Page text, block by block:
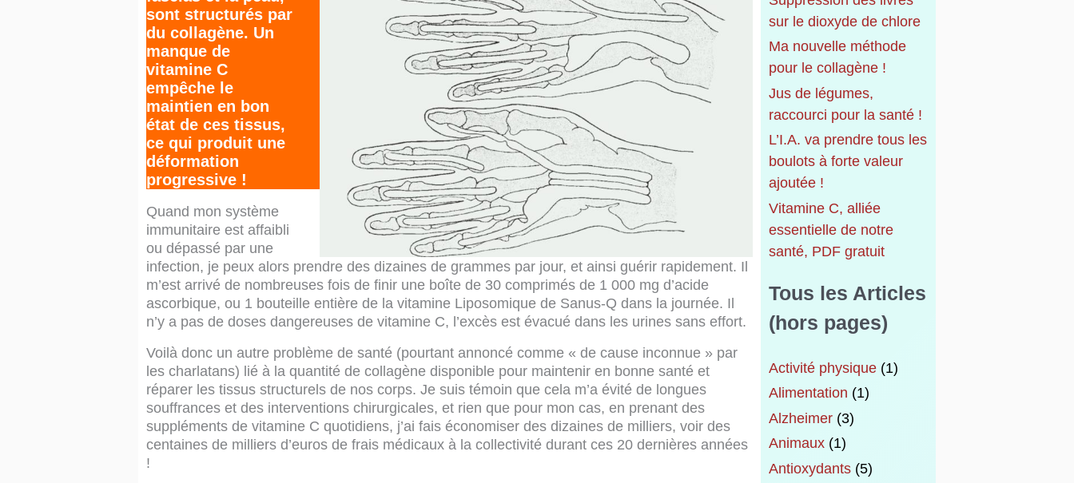
sont structurés par
du collagène. Un
manque de
vitamine C
empêche le
maintien en bon
état de ces tissus,
ce qui produit une
déformation
progressive !
Quand mon système
immunitaire est affaibli
ou dépassé par une
infection, je peux alors prendre des dizaines de grammes par jour, et ainsi guérir rapidement. Il
m’est arrivé de nombreuses fois de finir une boîte de 30 comprimés de 1 000 mg d’acide
ascorbique, ou 1 bouteille entière de la vitamine Liposomique de Sanus-Q dans la journée. Il
n’y a pas de doses dangereuses de vitamine C, l’excès est évacué dans les urines sans effort.
Voilà donc un autre problème de santé (pourtant annoncé comme « de cause inconnue » par
les charlatans) lié à la quantité de collagène disponible pour maintenir en bonne santé et
réparer les tissus structurels de nos corps. Je suis témoin que cela m’a évité de longues
souffrances et des interventions chirurgicales, et rien que pour mon cas, en prenant des
suppléments de vitamine C quotidiens, j’ai fais économiser des dizaines de milliers, voir des
centaines de milliers d’euros de frais médicaux à la collectivité durant ces 20 dernières années
!
sur le dioxyde de chlore
Ma nouvelle méthode
pour le collagène !
Jus de légumes,
raccourci pour la santé !
L’I.A. va prendre tous les
boulots à forte valeur
ajoutée !
Vitamine C, alliée
essentielle de notre
santé, PDF gratuit
Tous les Articles
(hors pages)
Activité physique(1)
Alimentation (1)
Alzheimer(3)
Animaux(1)
Antioxydants(5)